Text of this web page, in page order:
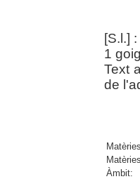
[S.l.]
1
Text
de
Àmbit: